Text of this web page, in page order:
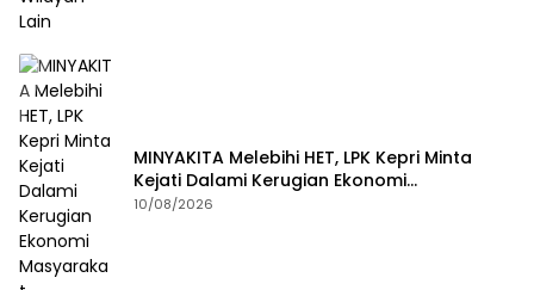
MINYAKITA Melebihi HET, LPK Kepri Minta
Kejati Dalami Kerugian Ekonomi
Masyarakat
10/08/2026